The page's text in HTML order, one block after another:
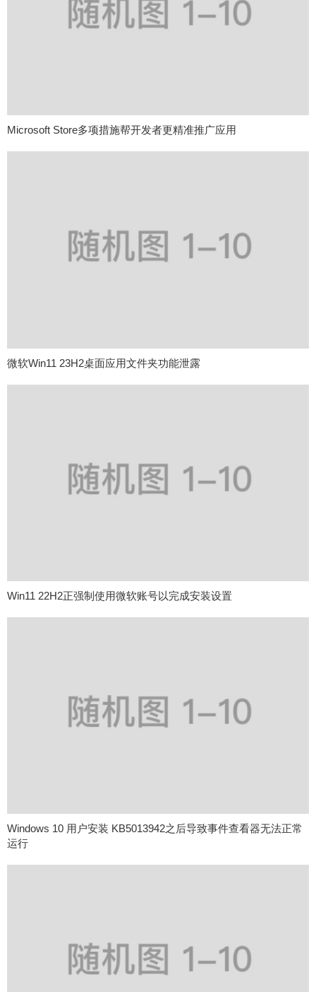
Microsoft Store多项措施帮开发者更精准推广应用
微软Win11 23H2桌面应用文件夹功能泄露
Win11 22H2正强制使用微软账号以完成安装设置
Windows 10 用户安装 KB5013942之后导致事件查看器无法正常
运行